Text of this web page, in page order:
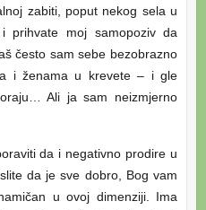
zabiti, poput nekog sela u
prihvate moj samopoziv da
često sam sebe bezobrazno
i ženama u krevete – i gle
Ali ja sam neizmjerno
da i negativno prodire u
da je sve dobro, Bog vam
u ovoj dimenziji. Ima